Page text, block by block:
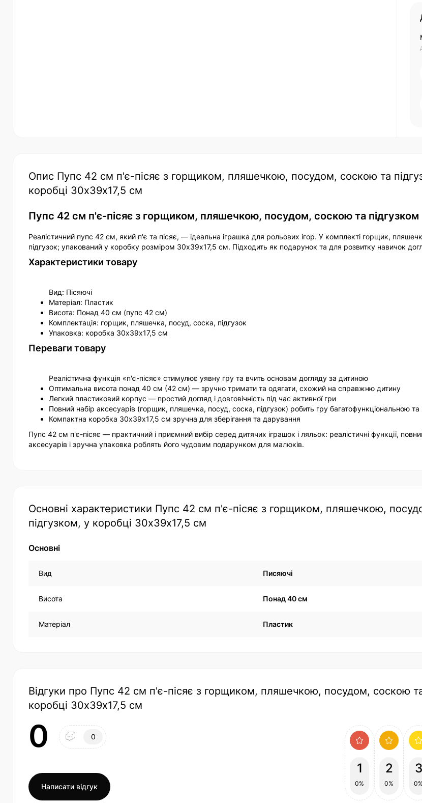
Опис Пупс 42 см п'є-пісяє з горщиком, пляшечкою, посудом, соскою та
коробці 30х39х17,5 см
Пупс 42 см п'є-пісяє з горщиком, пляшечкою, посудом, соскою та підгузком
Реалістичний пупс 42 см, який п'є та пісяє, — ідеальна іграшка для рольових ігор. У комплекті горщик,
підгузок; упакований у коробку розміром 30х39х17,5 см. Підходить як подарунок та для розвитку навичок
Характеристики товару
Вид: Пісяючі
Матеріал: Пластик
Висота: Понад 40 см (пупс 42 см)
Комплектація: горщик, пляшечка, посуд, соска, підгузок
Упаковка: коробка 30х39х17,5 см
Переваги товару
Реалістична функція «п'є-пісяє» стимулює уявну гру та вчить основам догляду за дитиною
Оптимальна висота понад 40 см (42 см) — зручно тримати та одягати, схожий на справжню дитину
Легкий пластиковий корпус — простий догляд і довговічність під час активної гри
Повний набір аксесуарів (горщик, пляшечка, посуд, соска, підгузок) робить гру багатофункціональною та
Компактна коробка 30х39х17,5 см зручна для зберігання та дарування
Пупс 42 см п'є-пісяє — практичний і приємний вибір серед дитячих іграшок і ляльок: реалістичні функції,
аксесуарів і зручна упаковка роблять його чудовим подарунком для малюків.
Основні характеристики Пупс 42 см п'є-пісяє з горщиком, пляшечкою,
підгузком, у коробці 30х39х17,5 см
Основні
Вид Писяючі
Висота Понад 40 см
Матеріал Пластик
Відгуки про Пупс 42 см п'є-пісяє з горщиком, пляшечкою, посудом, соскою
коробці 30х39х17,5 см
0 0
Написати відгук
1
0%
2
0%
3
0%